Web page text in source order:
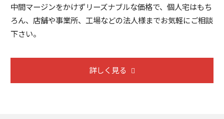
中間マージンをかけずリーズナブルな価格で、個人宅はもち
ろん、店舗や事業所、工場などの法人様までお気軽にご相談
下さい。
詳しく見る